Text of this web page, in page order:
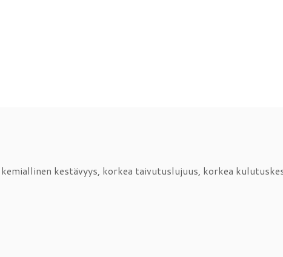
kestävyys, korkea taivutuslujuus, korkea